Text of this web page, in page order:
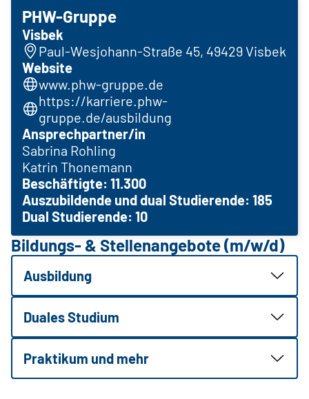
PHW-Gruppe
Visbek
Paul-Wesjohann-Straße 45, 49429 Visbek
Website
www.phw-gruppe.de
https://karriere.phw-
gruppe.de/ausbildung
Ansprechpartner/in
Sabrina Rohling
Katrin Thonemann
Beschäftigte: 11.300
Auszubildende und dual Studierende: 185
Dual Studierende: 10
Bildungs- & Stellenangebote (m/w/d)
Ausbildung
Duales Studium
Praktikum und mehr